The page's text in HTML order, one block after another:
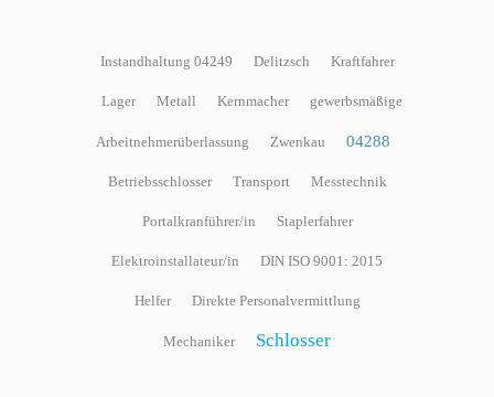
Instandhaltung 04249 Delitzsch Kraftfahrer
Lager Metall Kernmacher gewerbsmäßige
Arbeitnehmerüberlassung Zwenkau 04288
Betriebsschlosser Transport Messtechnik
Portalkranführer/in Staplerfahrer
Elektroinstallateur/in DIN ISO 9001: 2015
Helfer Direkte Personalvermittlung
Mechaniker Schlosser